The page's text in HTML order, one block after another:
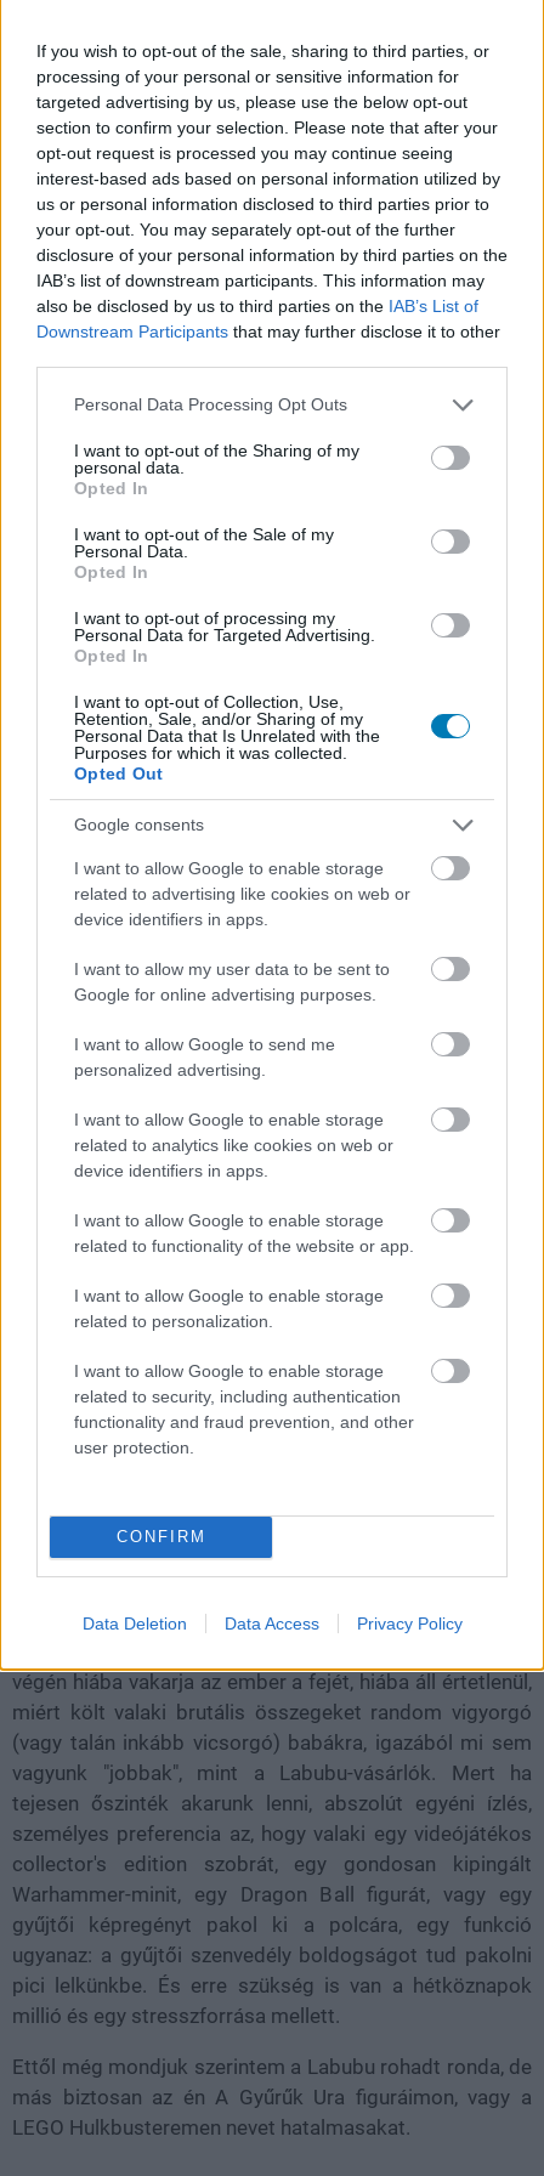
If you wish to opt-out of the sale, sharing to third parties, or
processing of your personal or sensitive information for
targeted advertising by us, please use the below opt-out
section to confirm your selection. Please note that after your
opt-out request is processed you may continue seeing
interest-based ads based on personal information utilized by
us or personal information disclosed to third parties prior to
your opt-out. You may separately opt-out of the further
disclosure of your personal information by third parties on the
IAB’s list of downstream participants. This information may
also be disclosed by us to third parties on the IAB’s List of
Downstream Participants that may further disclose it to other
Please note that this website/app uses one or more Google
not limited to your visit or usage behaviour. You may click to
grant or deny consent to Google and its third-party tags to
use your data for below specified purposes in below Google
consent section.
Personal Data Processing Opt Outs
I want to opt-out of the Sharing of my
personal data.
Opted In
I want to opt-out of the Sale of my
Personal Data.
Opted In
I want to opt-out of processing my
Personal Data for Targeted Advertising.
Opted In
I want to opt-out of Collection, Use,
Retention, Sale, and/or Sharing of my
Personal Data that Is Unrelated with the
Purposes for which it was collected.
Opted Out
Google consents
I want to allow Google to enable storage
related to advertising like cookies on web or
device identifiers in apps.
I want to allow my user data to be sent to
Google for online advertising purposes.
I want to allow Google to send me
personalized advertising.
I want to allow Google to enable storage
related to analytics like cookies on web or
device identifiers in apps.
I want to allow Google to enable storage
related to functionality of the website or app.
I want to allow Google to enable storage
related to personalization.
I want to allow Google to enable storage
related to security, including authentication
functionality and fraud prevention, and other
user protection.
CONFIRM
Data Deletion Data Access Privacy Policy
A kínai soft power új arca?
A kínai állami média is felfigyelt a Labubu-jelenségre. A
Xinhua hírügynökség szerint a játékfigura "bemutatja a
kínai kreativitást, minőséget és kultúrát egy olyan
nyelven, amit az egész világ megért". A kínai soft power,
amely az elmúlt években megkopott a világjárvány és a
nyugati-kínai feszültségek nyomán, most új lendületet
kapott egy kedves(nek gondolt) kis szörnyeteg révén.
Elemzők szerint a jelenség arra is rávilágít, hogy a kínai
márkák - legyen szó elektromos autókról, mesterséges
intelligenciáról vagy éppen játékfigurákról - egyre
nehezebben hagyhatók figyelmen kívül. Chris Pereira, a
kínai piaccal foglalkozó iMpact tanácsadócég vezetője
"A BYD, a DeepSeek vagy a Pop Mart egyvalamiben
közösek - annyira jók, hogy senkit sem érdekel,
hogy Kínából jöttek."
Rengeteg hír és cikk vár rád, lehet, hogy éppen nem
jön szembe GSO-n vagy a social médiában. Segítünk,
hogy naprakész maradj, kiválogatjuk neked a
legjobbakat,iratkozz fel hírlevelünkre!
megismertem és azt elfogadom.
Feliratkozom
Vajon meddig tart a Labubu-láz?
kifulladhat, vagy akár új szintre is emelkedhet. Egy
biztos: a Labubu ma már nem csupán egy sokadik
kedvence lett, és egyúttal a Kína legújabb,
végén hiába vakarja az ember a fejét, hiába áll értetlenül,
miért költ valaki brutális összegeket random vigyorgó
(vagy talán inkább vicsorgó) babákra, igazából mi sem
vagyunk "jobbak", mint a Labubu-vásárlók. Mert ha
tejesen őszinték akarunk lenni, abszolút egyéni ízlés,
személyes preferencia az, hogy valaki egy videójátékos
collector's edition szobrát, egy gondosan kipingált
Warhammer-minit, egy Dragon Ball figurát, vagy egy
gyűjtői képregényt pakol ki a polcára, egy funkció
ugyanaz: a gyűjtői szenvedély boldogságot tud pakolni
pici lelkünkbe. És erre szükség is van a hétköznapok
millió és egy stresszforrása mellett.
Ettől még mondjuk szerintem a Labubu rohadt ronda, de
más biztosan az én A Gyűrűk Ura figuráimon, vagy a
LEGO Hulkbusteremen nevet hatalmasakat.